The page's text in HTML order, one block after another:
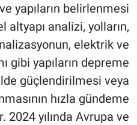
yapıların belirlenmesi
altyapı analizi, yolların,
elektrik ve
gibi yapıların depreme
güçlendirilmesi veya
hızla gündeme
2024 yılında Avrupa ve